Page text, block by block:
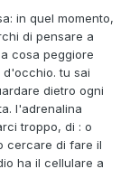
in quel momento,
di pensare a
cosa peggiore
tu sai
dietro ogni
l'adrenalina
troppo, di : o
cercare di fare il
ha il cellulare a